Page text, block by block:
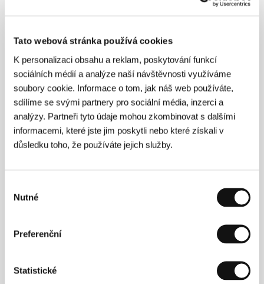
Tato webová stránka používá cookies
K personalizaci obsahu a reklam, poskytování funkcí
sociálních médií a analýze naší návštěvnosti využíváme
soubory cookie. Informace o tom, jak náš web používáte,
sdílíme se svými partnery pro sociální média, inzerci a
analýzy. Partneři tyto údaje mohou zkombinovat s dalšími
informacemi, které jste jim poskytli nebo které získali v
důsledku toho, že používáte jejich služby.
souhlasu
Nutné
Preferenční
Statistické
Režie
Margherita Vicario
Gloria!
(2024).